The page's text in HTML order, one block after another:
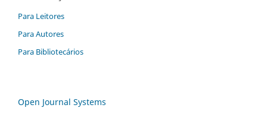
Para Leitores
Para Autores
Para Bibliotecários
Open Journal Systems